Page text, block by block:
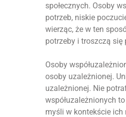
społecznych. Osoby
potrzeb, niskie
wierząc, że w ten
potrzeby i troszczą się
Osoby
osoby uzależnionej.
uzależnionej. Nie
współuzależnionych
myśli w kontekście